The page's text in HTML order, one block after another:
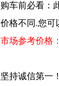
购车前必看：
价格不同.您可
市场参考价格
坚持诚信第一